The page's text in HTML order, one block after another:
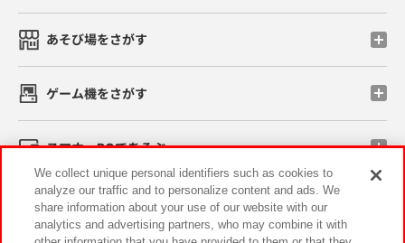
あそび場をさがす
ゲーム機をさがす
スマホ・PCであそぶ
イベント・キャンペーン
We collect unique personal identifiers such as cookies to
analyze our traffic and to personalize content and ads. We
share information about your use of our website with our
analytics and advertising partners, who may combine it with